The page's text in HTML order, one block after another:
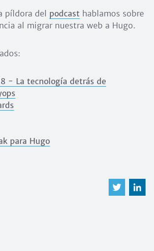
píldora del podcast hablamos sobre
al migrar nuestra web a Hugo.
- La tecnología detrás de
para Hugo